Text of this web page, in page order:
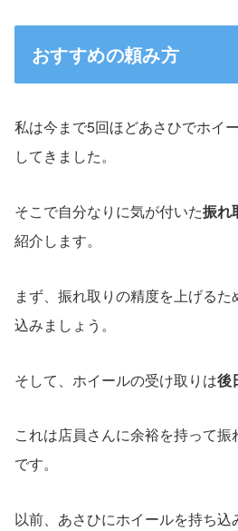
おすすめの頼み方
私は今まで5回ほどあさひでホイ
してきました。
そこで自分なりに気が付いた振れ
紹介します。
まず、振れ取りの精度を上げる
込みましょう。
そして、ホイールの受け取りは後
これは店員さんに余裕を持って
です。
以前、あさひにホイールを持ち